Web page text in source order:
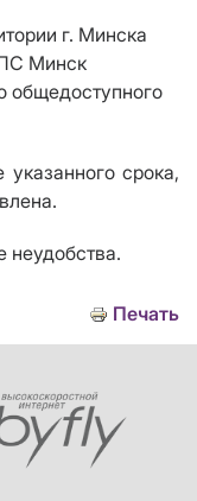
г. Минска
Минск
общедоступного
срока,
неудобства.
Печать